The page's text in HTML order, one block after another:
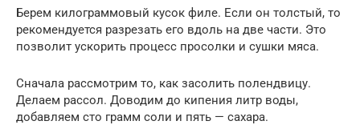
Берем килограммовый кусок филе. Если он толстый, то
рекомендуется разрезать его вдоль на две части. Это
позволит ускорить процесс просолки и сушки мяса.
Сначала рассмотрим то, как засолить полендвицу.
Делаем рассол. Доводим до кипения литр воды,
добавляем сто грамм соли и пять — сахара.